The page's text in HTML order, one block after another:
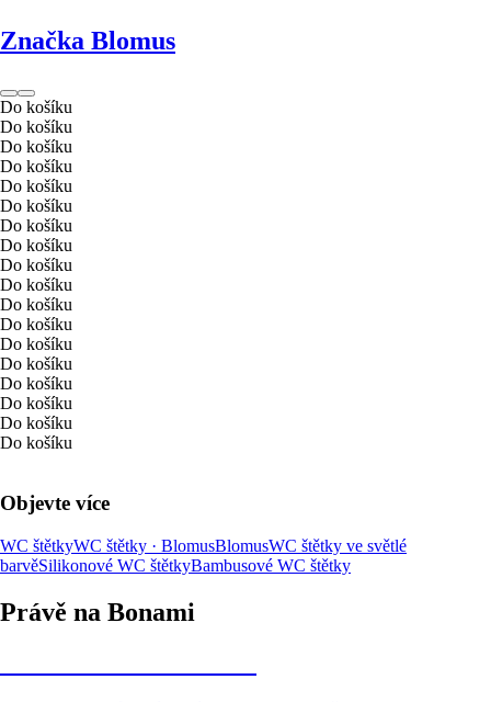
Značka Blomus
Do košíku
Do košíku
Do košíku
Do košíku
Do košíku
Do košíku
Do košíku
Do košíku
Do košíku
Do košíku
Do košíku
Do košíku
Do košíku
Do košíku
Do košíku
Do košíku
Do košíku
Do košíku
Objevte více
WC štětkyWC štětky · BlomusBlomusWC štětky ve světlé
barvěSilikonové WC štětkyBambusové WC štětky
Právě na Bonami